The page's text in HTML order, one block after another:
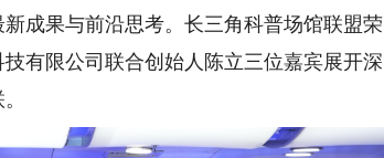
成果与前沿思考。长三角科普场馆联盟荣
有限公司联合创始人陈立三位嘉宾展开深